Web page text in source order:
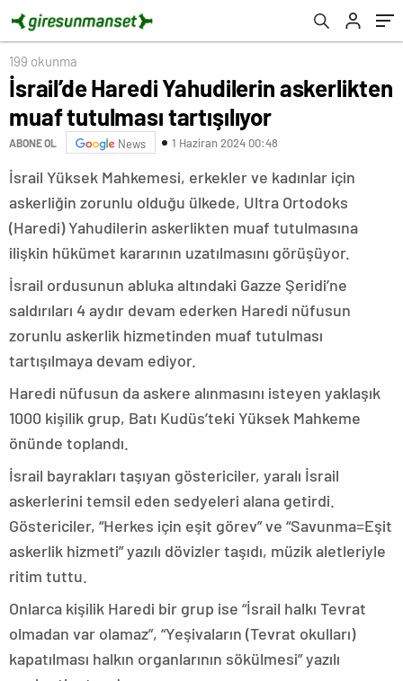
199 okunma
İsrail’de Haredi Yahudilerin askerlikten
muaf tutulması tartışılıyor
ABONE OL News 1 Haziran 2024 00:48
İsrail Yüksek Mahkemesi, erkekler ve kadınlar için
askerliğin zorunlu olduğu ülkede, Ultra Ortodoks
(Haredi) Yahudilerin askerlikten muaf tutulmasına
ilişkin hükümet kararının uzatılmasını görüşüyor.
İsrail ordusunun abluka altındaki Gazze Şeridi’ne
saldırıları 4 aydır devam ederken Haredi nüfusun
zorunlu askerlik hizmetinden muaf tutulması
tartışılmaya devam ediyor.
Haredi nüfusun da askere alınmasını isteyen yaklaşık
1000 kişilik grup, Batı Kudüs’teki Yüksek Mahkeme
önünde toplandı.
İsrail bayrakları taşıyan göstericiler, yaralı İsrail
askerlerini temsil eden sedyeleri alana getirdi.
Göstericiler, “Herkes için eşit görev” ve “Savunma=Eşit
askerlik hizmeti” yazılı dövizler taşıdı, müzik aletleriyle
ritim tuttu.
Onlarca kişilik Haredi bir grup ise “İsrail halkı Tevrat
olmadan var olamaz”, “Yeşivaların (Tevrat okulları)
kapatılması halkın organlarının sökülmesi” yazılı